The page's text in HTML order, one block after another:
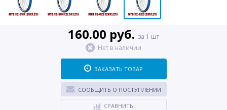
160.00 руб. за 1 шт
Нет в наличии
ЗАКАЗАТЬ ТОВАР
СООБЩИТЬ О ПОСТУПЛЕНИИ
СРАВНИТЬ